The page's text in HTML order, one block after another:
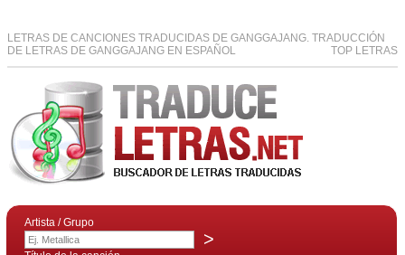
LETRAS DE CANCIONES TRADUCIDAS DE GANGGAJANG. TRADUCCIÓN
DE LETRAS DE GANGGAJANG EN ESPAÑOL
TOP LETRAS
Artista / Grupo
>